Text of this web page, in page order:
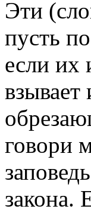
Эти
пусть
если их
взывает
говори
закона.